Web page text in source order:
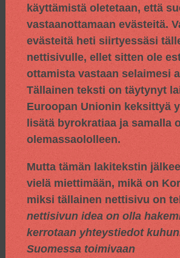
käyttämistä oletetaan, että
vastaanottamaan evästeitä.
evästeitä heti siirtyessäsi
nettisivulle, ellet sitten ole
ottamista vastaan selaimesi
Tällainen teksti on täytynyt
Euroopan Unionin keksittyä
lisätä byrokratiaa ja samalla
olemassaololleen.
Mutta tämän lakitekstin
vielä miettimään, mikä on
miksi tällainen nettisivu on
nettisivun idea on olla
kerrotaan yhteystiedot
Suomessa toimivaan